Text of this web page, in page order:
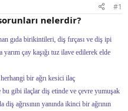
#1
nelerdir?
gıda birikintileri, diş fırçası ve diş ipi
çay kaşığı tuz ilave edilerek elde
bir ağrı kesici ilaç
bu gibi ilaçlar diş etinde ve çevre yumuşak
ağrısının yanında ikinci bir ağrının